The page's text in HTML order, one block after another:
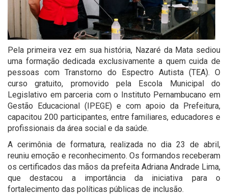
Pela primeira vez em sua história, Nazaré da Mata sediou
uma formação dedicada exclusivamente a quem cuida de
pessoas com Transtorno do Espectro Autista (TEA). O
curso gratuito, promovido pela Escola Municipal do
Legislativo em parceria com o Instituto Pernambucano em
Gestão Educacional (IPEGE) e com apoio da Prefeitura,
capacitou 200 participantes, entre familiares, educadores e
profissionais da área social e da saúde.
A cerimônia de formatura, realizada no dia 23 de abril,
reuniu emoção e reconhecimento. Os formandos receberam
os certificados das mãos da prefeita Adriana Andrade Lima,
que destacou a importância da iniciativa para o
fortalecimento das políticas públicas de inclusão.